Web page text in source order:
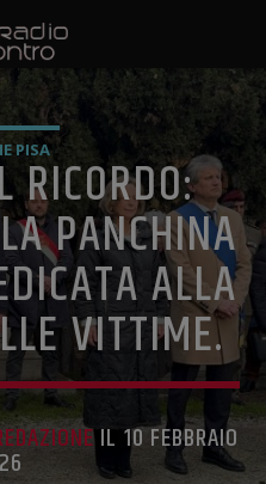
PISA
RICORDO:
PANCHINA
ALLA
VITTIME.
IL 10 FEBBRAIO